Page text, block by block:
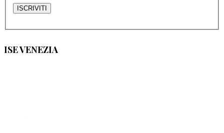
ISE VENEZIA